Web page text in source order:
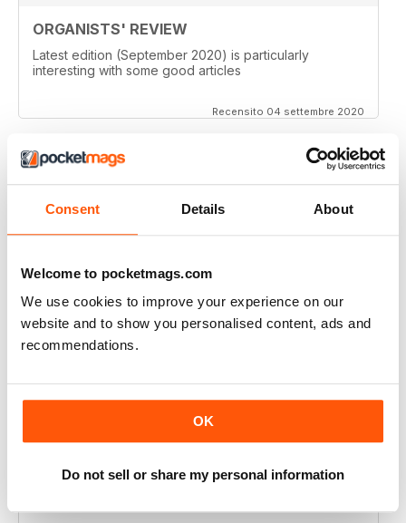
Consent Details About
Welcome to pocketmags.com
We use cookies to improve your experience on our
website and to show you personalised content, ads and
recommendations.
OK
Do not sell or share my personal information
ORGANISTS' REVIEW
Latest edition (September 2020) is particularly
interesting with some good articles
Recensito 04 settembre 2020
ORGANISTS' REVIEW
Go on with the good job!